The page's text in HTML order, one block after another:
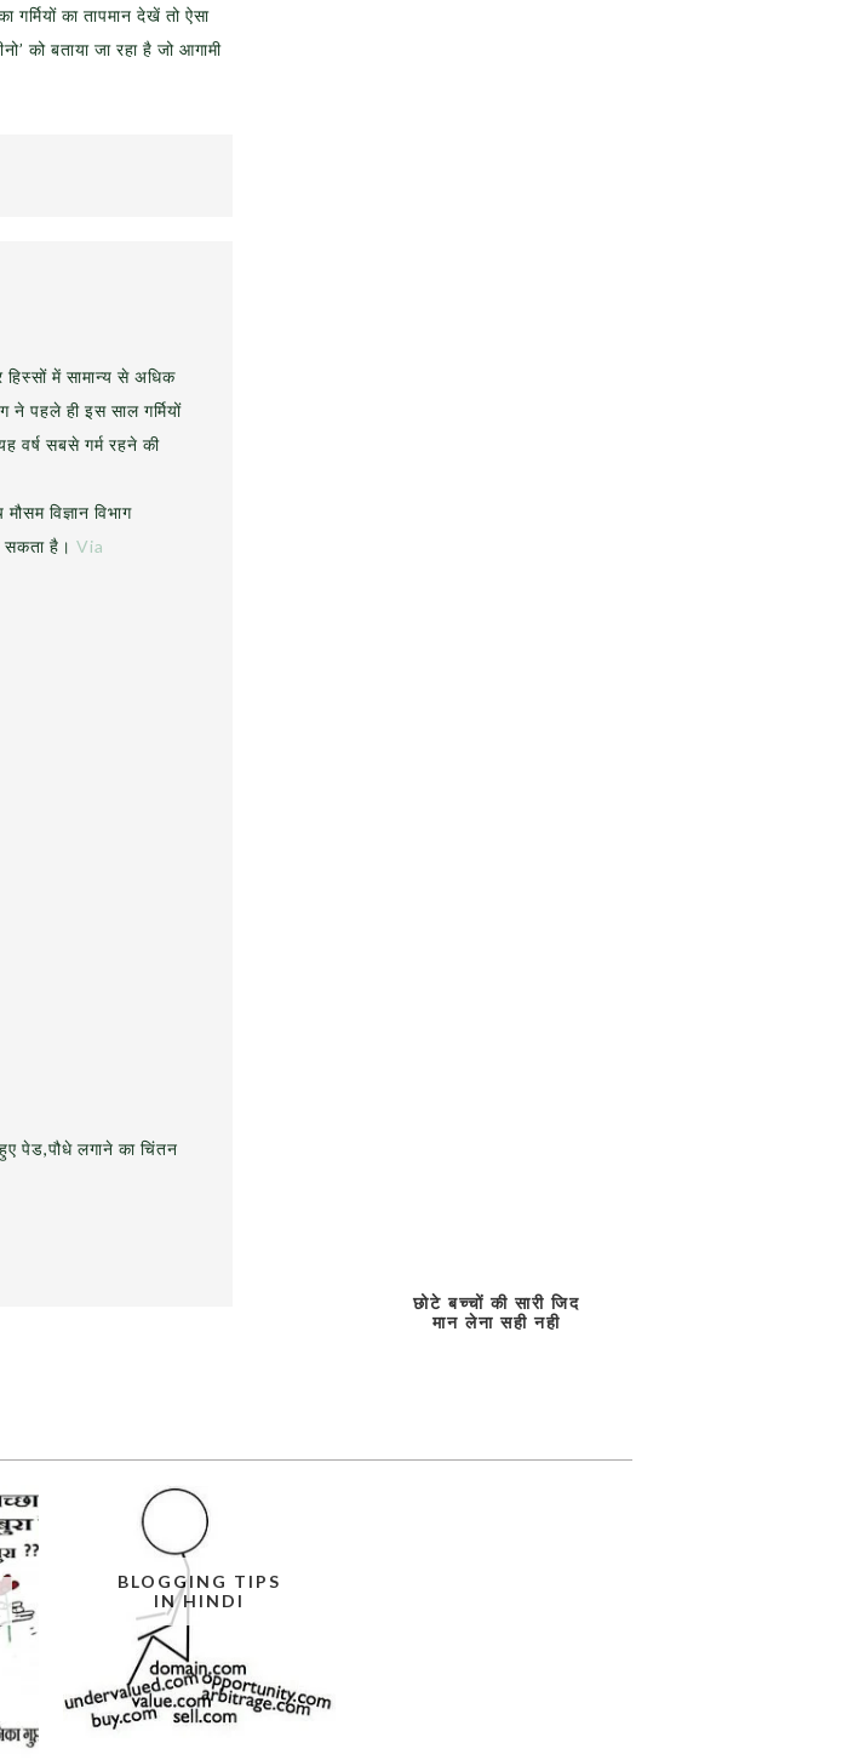
का तापमान देखें तो ऐसा
को बताया जा रहा है जो आगामी
हिस्सों में सामान्य से अधिक
ने पहले ही इस साल गर्मियों
वर्ष सबसे गर्म रहने की
विज्ञान विभाग
सकता है। Via
पेड,पौधे लगाने का चिंतन
छोटे बच्चों की सारी जिद
मान लेना सही नही
BLOGGING TIPS
IN HINDI